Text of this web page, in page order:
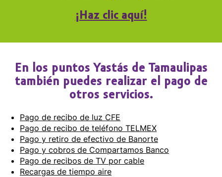
¡Haz clic aquí!
En los puntos Yastás de Tamaulipas
también puedes realizar el pago de
otros servicios.
Pago de recibo de luz CFE
Pago de recibo de teléfono TELMEX
Pago y retiro de efectivo de Banorte
Pago y cobros de Compartamos Banco
Pago de recibos de TV por cable
Recargas de tiempo aire